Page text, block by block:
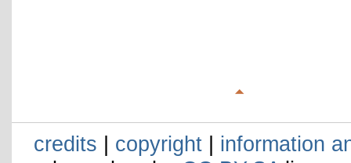
credits | copyright | information